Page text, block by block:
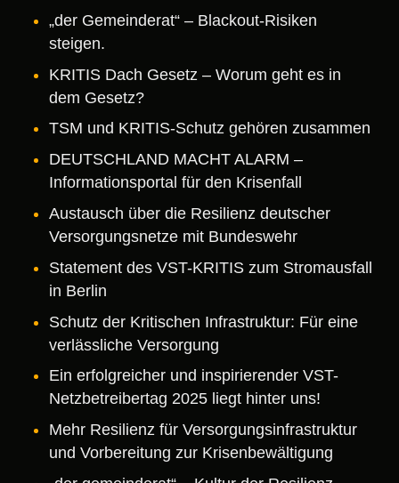
„der Gemeinderat“ – Blackout‑Risiken
steigen.
KRITIS Dach Gesetz – Worum geht es in
dem Gesetz?
TSM und KRITIS‑Schutz gehören zusammen
DEUTSCHLAND MACHT ALARM –
Informationsportal für den Krisenfall
Austausch über die Resilienz deutscher
Versorgungsnetze mit Bundeswehr
Statement des VST-KRITIS zum Stromausfall
in Berlin
Schutz der Kritischen Infrastruktur: Für eine
verlässliche Versorgung
Ein erfolgreicher und inspirierender VST-
Netzbetreibertag 2025 liegt hinter uns!
Mehr Resilienz für Versorgungsinfrastruktur
und Vorbereitung zur Krisenbewältigung